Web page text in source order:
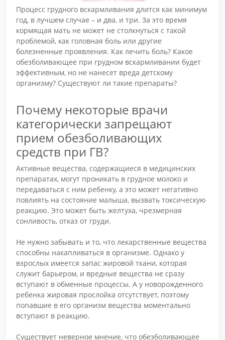
Процесс грудного вскармливания длится как минимум
год, в лучшем случае – и два, и три. За это время
кормящая мать не может не столкнуться с такой
проблемой, как головная боль или другие
болезненные проявления. Как лечить боль? Какое
обезболивающее при грудном вскармливании будет
эффективным, но не нанесет вреда детскому
организму? Существуют ли такие препараты?
Почему некоторые врачи
категорически запрещают
прием обезболивающих
средств при ГВ?
Активные вещества, содержащиеся в медицинских
препаратах, могут проникать в грудное молоко и
передаваться с ним ребенку, а это может негативно
повлиять на состояние малыша, вызвать токсическую
реакцию. Это может быть желтуха, чрезмерная
сонливость, отказ от груди.
Не нужно забывать и то, что лекарственные вещества
способны накапливаться в организме. Однако у
взрослых имеется запас жировой ткани, которая
служит барьером, и вредные вещества не сразу
вступают в обменные процессы. А у новорожденного
ребенка жировая прослойка отсутствует, поэтому
попавшие в его организм вещества моментально
вступают в реакцию.
Существует неверное мнение, что обезболивающее